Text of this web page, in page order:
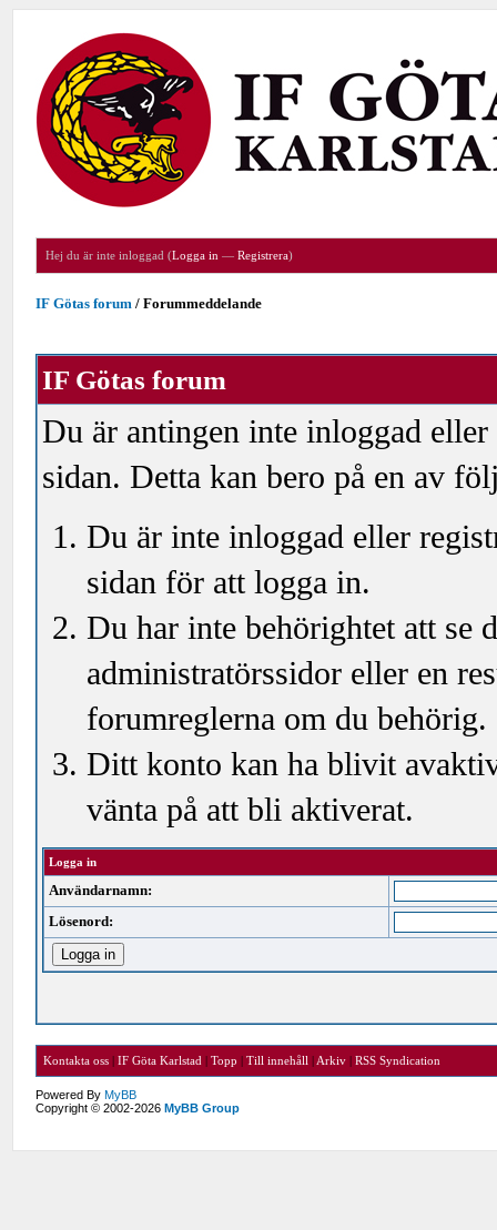
Hej du är inte inloggad (Logga in —Registrera)
IF Götas forum /Forummeddelande
IF Götas forum
Du är antingen inte inloggad
sidan. Detta kan bero på en av
Du är inte inloggad eller
sidan för att logga in.
Du har inte behörightet att se
administratörssidor eller en
forumreglerna om du behörig.
Ditt konto kan ha blivit
vänta på att bli aktiverat.
Logga in
Användarnamn:
Lösenord:
Kontakta oss |IF Göta Karlstad |Topp |Till innehåll | Arkiv |RSS Syndication
Powered ByMyBB
Copyright © 2002-2026MyBB Group